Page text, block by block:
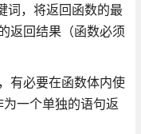
词，将返回函数的最
返回结果（函数必须
有必要在函数体内使
一个单独的语句返